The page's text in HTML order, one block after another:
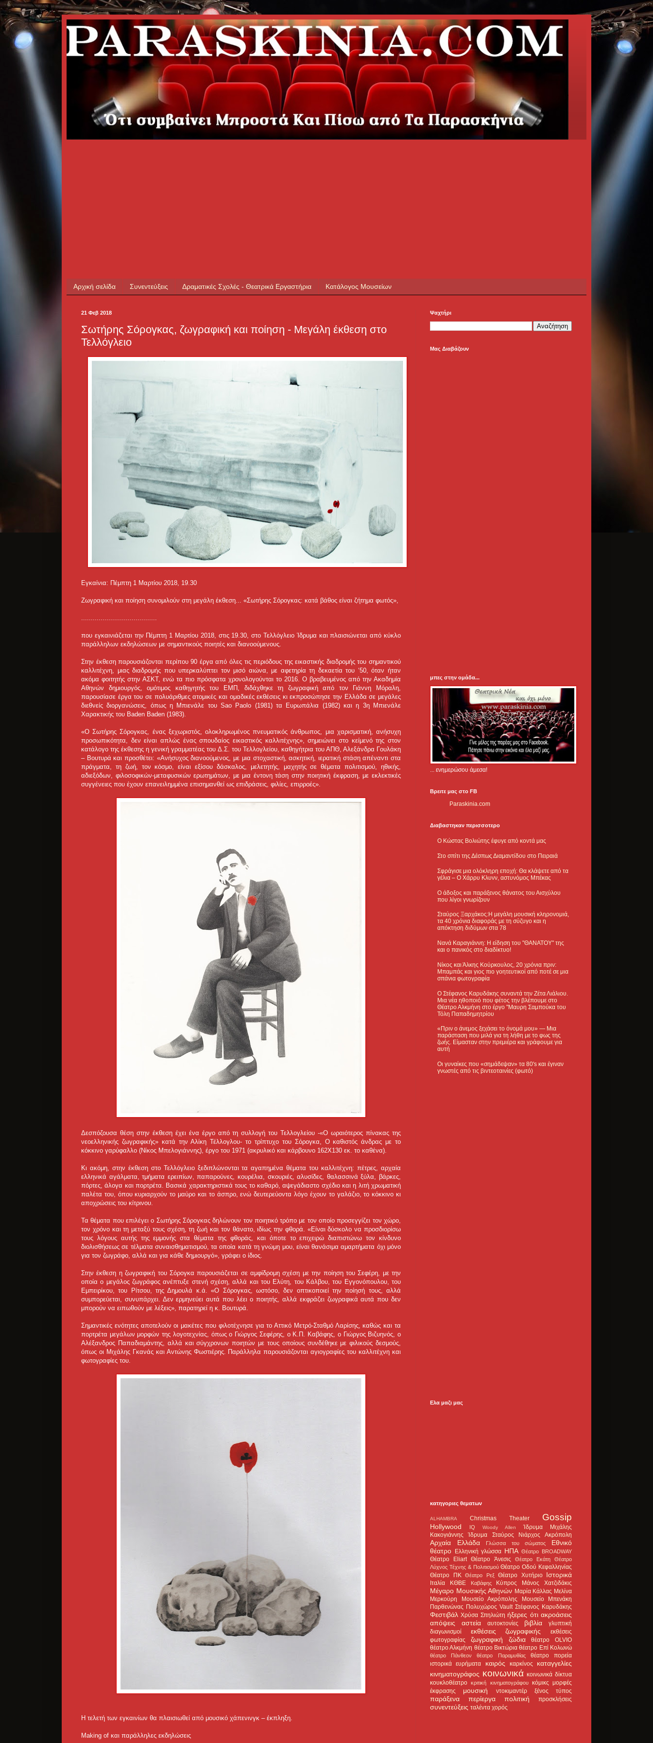
Αρχική σελίδα Συνεντεύξεις Δραματικές Σχολές - Θεατρικά Εργαστήρια Κατάλογος Μουσείων
21 Φεβ 2018
Σωτήρης Σόρογκας, ζωγραφική και ποίηση - Μεγάλη έκθεση στο
Τελλόγλειο
Εγκαίνια: Πέμπτη 1 Μαρτίου 2018, 19.30
Ζωγραφική και ποίηση συνομιλούν στη μεγάλη έκθεση... «Σωτήρης Σόρογκας: κατά βάθος είναι ζήτημα φωτός»,
.......................................
που εγκαινιάζεται την Πέμπτη 1 Μαρτίου 2018, στις 19.30, στο Τελλόγλειο Ίδρυμα και πλαισιώνεται από κύκλο
παράλληλων εκδηλώσεων με σημαντικούς ποιητές και διανοούμενους.
Στην έκθεση παρουσιάζονται περίπου 90 έργα από όλες τις περιόδους της εικαστικής διαδρομής του σημαντικού
καλλιτέχνη, μιας διαδρομής που υπερκαλύπτει τον μισό αιώνα, με αφετηρία τη δεκαετία του ‘50, όταν ήταν
ακόμα φοιτητής στην ΑΣΚΤ, ενώ τα πιο πρόσφατα χρονολογούνται το 2016. Ο βραβευμένος από την Ακαδημία
Αθηνών δημιουργός, ομότιμος καθηγητής του ΕΜΠ, διδάχθηκε τη ζωγραφική από τον Γιάννη Μόραλη,
παρουσίασε έργα του σε πολυάριθμες ατομικές και ομαδικές εκθέσεις κι εκπροσώπησε την Ελλάδα σε μεγάλες
διεθνείς διοργανώσεις, όπως η Μπιενάλε του Sao Paolo (1981) τα Ευρωπάλια (1982) και η 3η Μπιενάλε
Χαρακτικής του Baden Baden (1983).
«Ο Σωτήρης Σόρογκας, ένας ξεχωριστός, ολοκληρωμένος πνευματικός άνθρωπος, μια χαρισματική, ανήσυχη
προσωπικότητα, δεν είναι απλώς ένας σπουδαίος εικαστικός καλλιτέχνης», σημειώνει στο κείμενό της στον
κατάλογο της έκθεσης η γενική γραμματέας του Δ.Σ. του Τελλογλείου, καθηγήτρια του ΑΠΘ, Αλεξάνδρα Γουλάκη
– Βουτυρά και προσθέτει: «Ανήσυχος διανοούμενος, με μια στοχαστική, ασκητική, ιερατική στάση απέναντι στα
πράγματα, τη ζωή, τον κόσμο, είναι εξίσου δάσκαλος, μελετητής, μαχητής σε θέματα πολιτισμού, ηθικής,
αδιεξόδων, φιλοσοφικών-μεταφυσικών ερωτημάτων, με μια έντονη τάση στην ποιητική έκφραση, με εκλεκτικές
συγγένειες που έχουν επανειλημμένα επισημανθεί ως επιδράσεις, φιλίες, επιρροές».
Δεσπόζουσα θέση στην έκθεση έχει ένα έργο από τη συλλογή του Τελλογλείου -«Ο ωραιότερος πίνακας της
νεοελληνικής ζωγραφικής» κατά την Αλίκη Τέλλογλου- το τρίπτυχο του Σόρογκα, Ο καθιστός άνδρας με το
κόκκινο γαρύφαλλο (Νίκος Μπελογιάννης), έργο του 1971 (ακρυλικό και κάρβουνο 162Χ130 εκ. το καθένα).
Κι ακόμη, στην έκθεση στο Τελλόγλειο ξεδιπλώνονται τα αγαπημένα θέματα του καλλιτέχνη: πέτρες, αρχαία
ελληνικά αγάλματα, τμήματα ερειπίων, παπαρούνες, κουρέλια, σκουριές, αλυσίδες, θαλασσινά ξύλα, βάρκες,
πόρτες, άλογα και πορτρέτα. Βασικά χαρακτηριστικά τους το καθαρό, αψεγάδιαστο σχέδιο και η λιτή χρωματική
παλέτα του, όπου κυριαρχούν το μαύρο και το άσπρο, ενώ δευτερεύοντα λόγο έχουν το γαλάζιο, το κόκκινο κι
αποχρώσεις του κίτρινου.
Τα θέματα που επιλέγει ο Σωτήρης Σόρογκας δηλώνουν τον ποιητικό τρόπο με τον οποίο προσεγγίζει τον χώρο,
τον χρόνο και τη μεταξύ τους σχέση, τη ζωή και τον θάνατο, ιδίως την φθορά. «Είναι δύσκολο να προσδιορίσω
τους λόγους αυτής της εμμονής στα θέματα της φθοράς, και όποτε το επιχειρώ διαπιστώνω τον κίνδυνο
διολισθήσεως σε τέλματα συναισθηματισμού, τα οποία κατά τη γνώμη μου, είναι θανάσιμα αμαρτήματα όχι μόνο
για τον ζωγράφο, αλλά και για κάθε δημιουργό», γράφει ο ίδιος.
Στην έκθεση η ζωγραφική του Σόρογκα παρουσιάζεται σε αμφίδρομη σχέση με την ποίηση του Σεφέρη, με την
οποία ο μεγάλος ζωγράφος ανέπτυξε στενή σχέση, αλλά και του Ελύτη, του Κάλβου, του Εγγονόπουλου, του
Εμπειρίκου, του Ρίτσου, της Δημουλά κ.ά. «Ο Σόρογκας, ωστόσο, δεν οπτικοποιεί την ποίησή τους, αλλά
συμπορεύεται, συνυπάρχει. Δεν ερμηνεύει αυτά που λέει ο ποιητής, αλλά εκφράζει ζωγραφικά αυτά που δεν
μπορούν να ειπωθούν με λέξεις», παρατηρεί η κ. Βουτυρά.
Σημαντικές ενότητες αποτελούν οι μακέτες που φιλοτέχνησε για το Αττικό Μετρό-Σταθμό Λαρίσης, καθώς και τα
πορτρέτα μεγάλων μορφών της λογοτεχνίας, όπως ο Γιώργος Σεφέρης, ο Κ.Π. Καβάφης, ο Γιώργος Βιζυηνός, ο
Αλέξανδρος Παπαδιαμάντης, αλλά και σύγχρονων ποιητών με τους οποίους συνδέθηκε με φιλικούς δεσμούς,
όπως οι Μιχάλης Γκανάς και Αντώνης Φωστιέρης. Παράλληλα παρουσιάζονται αγιογραφίες του καλλιτέχνη και
φωτογραφίες του.
Η τελετή των εγκαινίων θα πλαισιωθεί από μουσικό χάπενινγκ – έκπληξη.
Making of και παράλληλες εκδηλώσεις
Ψαχτήρι
Μας Διαβάζουν
μπες στην ομάδα...
... ενημερώσου άμεσα!
Βρειτε μας στο FB
Paraskinia.com
Διαβαστηκαν περισσοτερο
Ο Κώστας Βολιώτης έφυγε από κοντά μας
Στο σπίτι της Δέσπως Διαμαντίδου στο Πειραιά
Σφράγισε μια ολόκληρη εποχή: Θα κλάψετε από τα
γέλια – Ο Χάρρυ Κλυνν, αστυνόμος Μπέκας
Ο άδοξος και παράξενος θάνατος του Αισχύλου
που λίγοι γνωρίζουν
Σταύρος Ξαρχάκος:Η μεγάλη μουσική κληρονομιά,
τα 40 χρόνια διαφοράς με τη σύζυγο και η
απόκτηση διδύμων στα 78
Νανά Καραγιάννη: Η είδηση του "ΘΑΝΑΤΟΥ" της
και ο πανικός στο διαδίκτυο!
Νίκος και Άλκης Κούρκουλος, 20 χρόνια πριν:
Μπαμπάς και γιος πιο γοητευτικοί από ποτέ σε μια
σπάνια φωτογραφία
Ο Στέφανος Καρυδάκης συναντά την Ζέτα Λιάλιου.
Μια νέα ηθοποιό που φέτος την βλέπουμε στο
Θέατρο Αλκμήνη στο έργο "Μαυρη Σαμπούκα του
Τόλη Παπαδημητρίου
«Πριν ο άνεμος ξεχάσει το όνομά μου» — Μια
παράσταση που μιλά για τη λήθη με το φως της
ζωής. Είμασταν στην πρεμιέρα και γράφουμε για
αυτή
Οι γυναίκες που «σημάδεψαν» τα 80's και έγιναν
γνωστές από τις βιντεοταινίες (φωτό)
Ελα μαζι μας
κατηγοριες θεματων
ALHAMBRA Christmas Theater Gossip
Hollywood IQ Woody Allen
Ίδρυμα Μιχάλης
Κακογιάννης
Ίδρυμα Σταύρος Νιάρχος Ακρόπολη
Αρχαία Ελλάδα Γλώσσα του σώματος
Εθνικό
θέατρο Ελληνική γλώσσα ΗΠΑ Θέατρο BROADWAY
Θέατρο Eliart Θέατρο Άνεσις Θέατρο Εκάτη
Θέατρο
Λύχνος Τέχνης & Πολιτισμού Θέατρο Οδού Κεφαλληνίας
Θέατρο ΠΚ
Θέατρο Ρεξ Θέατρο Χυτήριο Ιστορικά
Ιταλία ΚΘΒΕ Καβάφης Κύπρος Μάνος Χατζιδάκις
Μέγαρο Μουσικής Αθηνών Μαρία Κάλλας Μελίνα
Μερκούρη
Μουσείο Ακρόπολης
Μουσείο Μπενάκη
Παρθενώνας Πολυχώρος Vault Στέφανος Καρυδάκης
Φεστιβάλ Χρύσα Σπηλιώτη ήξερες ότι ακροάσεις
απόψεις
αστεία αυτοκτονίες βιβλία
γλυπτική
διαγωνισμοί
εκθέσεις ζωγραφικής
εκθέσεις
φωτογραφίας
ζωγραφική ζώδια
θέατρο OLVIO
θέατρο Αλκμήνη θέατρο Βικτώρια θέατρο Επί Κολωνώ
θέατρο Πάνθεον θέατρο Παραμυθίας
θέατρο πορεία
ιστορικά ευρήματα
καιρός καρκίνος
καταγγελίες
κινηματογράφος κοινωνικά κοινωνικά δίκτυα
κουκλοθέατρο
κριτική κινηματογράφου κόμικς μορφές
έκφρασης
μουσική ντοκιμαντέρ ξένος τύπος
παράξενα περίεργα πολιτική προσκλήσεις
συνεντεύξεις ταλέντα χορός